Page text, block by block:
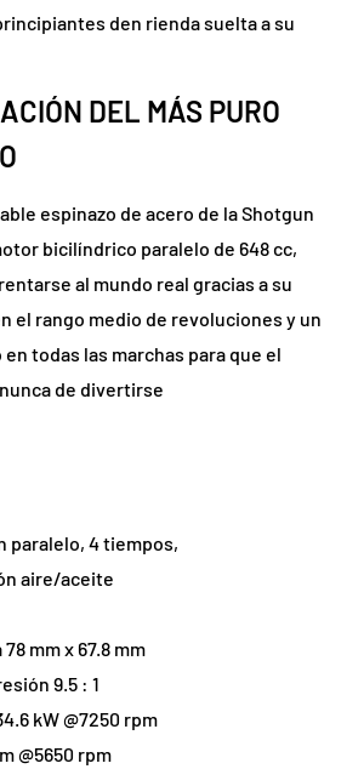
den rienda suelta a su
DEL MÁS PURO
espinazo de acero de la Shotgun
bicilíndrico paralelo de 648 cc,
al mundo real gracias a su
el rango medio de revoluciones y un
todas las marchas para que el
de divertirse
paralelo, 4 tiempos,
aire/aceite
mm x 67.8 mm
9.5 : 1
kW @7250 rpm
@5650 rpm